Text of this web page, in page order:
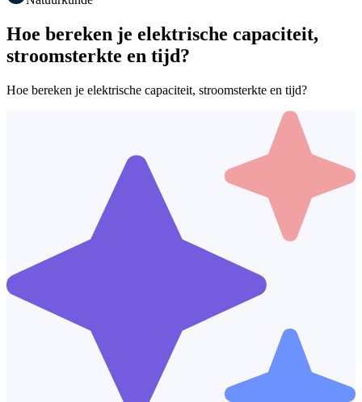
Hoe bereken je elektrische capaciteit,
stroomsterkte en tijd?
Hoe bereken je elektrische capaciteit, stroomsterkte en tijd?